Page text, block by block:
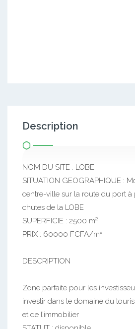
Description
NOM DU SITE : LOBE
SITUATION GEOGRAPHIQUE :
centre-ville sur la route du port à
chutes de la LOBE
SUPERFICIE : 2500 m²
PRIX : 60000 FCFA/m²
DESCRIPTION
Zone parfaite pour les
investir dans le domaine du
et de l’immobilier